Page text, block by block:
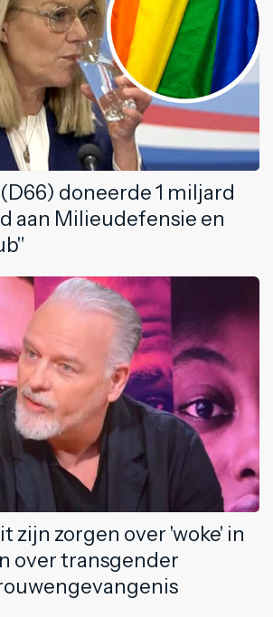
doneerde 1 miljard
aan Milieudefensie en
zijn zorgen over 'woke' in
over transgender